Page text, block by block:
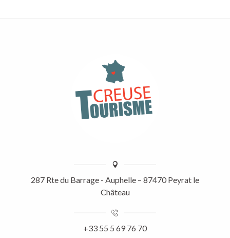
287 Rte du Barrage - Auphelle – 87470 Peyrat le
Château
+33 55 5 69 76 70